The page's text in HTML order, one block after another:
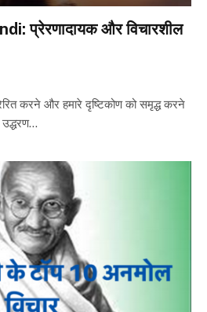
प्रेरणादायक और विचारशील
करने और हमारे दृष्टिकोण को समृद्ध करने